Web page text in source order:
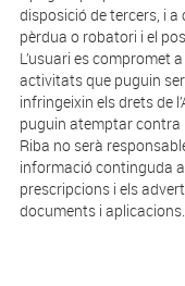
disposició de tercers, i a
pèrdua o robatori i el
L’usuari es compromet
activitats que puguin ser
infringeixin els drets de
puguin atemptar contra
Riba no serà
informació continguda
prescripcions i els
documents i aplicacions.